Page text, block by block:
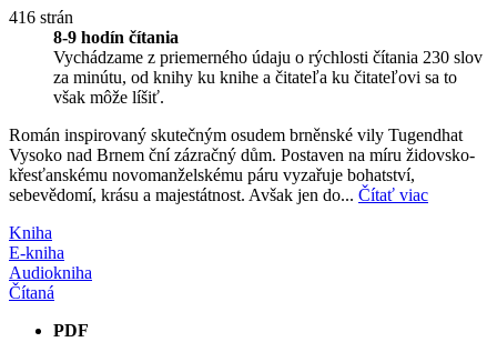
416 strán
8-9 hodín čítania
Vychádzame z priemerného údaju o rýchlosti čítania 230 slov
za minútu, od knihy ku knihe a čitateľa ku čitateľovi sa to
však môže líšiť.
Román inspirovaný skutečným osudem brněnské vily Tugendhat
Vysoko nad Brnem ční zázračný dům. Postaven na míru židovsko-
křesťanskému novomanželskému páru vyzařuje bohatství,
sebevědomí, krásu a majestátnost. Avšak jen do... Čítať viac
Kniha
E-kniha
Audiokniha
Čítaná
PDF